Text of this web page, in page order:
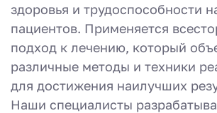
здоровья и трудоспособности
пациентов. Применяется
подход к лечению, который
различные методы и техники
для достижения наилучших
Наши специалисты